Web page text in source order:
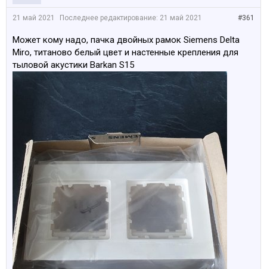
#361
21 май 2021 Последнее редактирование: 21 май 2021
Может кому надо, пачка двойных рамок Siemens Delta
Miro, титаново белый цвет и настенные крепления для
тыловой акустики Barkan S15